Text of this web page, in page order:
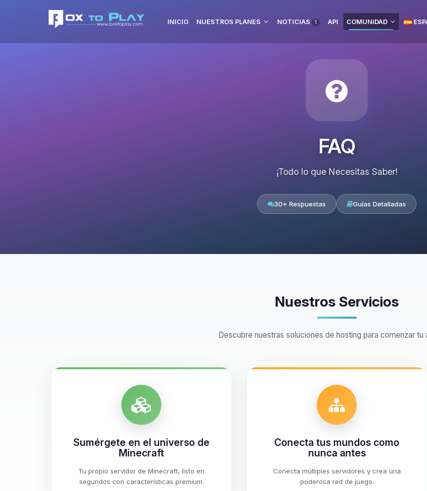
INICIO NUESTROS PLANES NOTICIAS 1 API COMUNIDAD
FAQ
¡Todo lo que Necesitas Saber!
30+ Respuestas Guías Detalladas
Nuestros Servicios
Descubre nuestras soluciones de hosting para comenzar tu
Sumérgete en el universo de
Minecraft
Tu propio servidor de Minecraft, listo en
segundos con características premium.
Conecta tus mundos como
nunca antes
Conecta múltiples servidores y crea una
poderosa red de juego.